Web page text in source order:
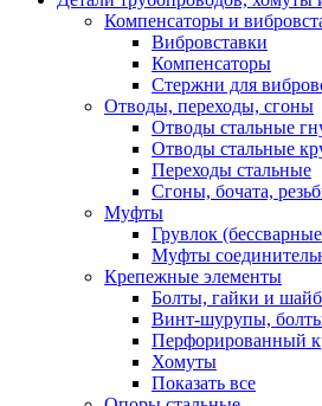
Компенсаторы и
Вибровставки
Компенсаторы
Стержни для
Отводы, переходы, сгоны
Отводы стальные
Отводы стальные
Переходы стальные
Сгоны, бочата,
Муфты
Грувлок
Муфты
Крепежные элементы
Болты, гайки и
Винт-шурупы,
Перфорированный
Хомуты
Показать все